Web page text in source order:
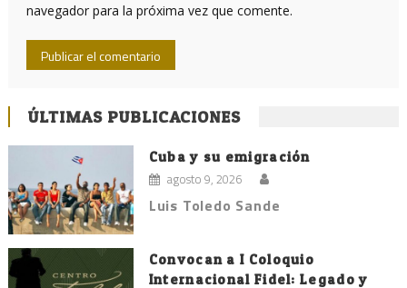
navegador para la próxima vez que comente.
ÚLTIMAS PUBLICACIONES
Cuba y su emigración
agosto 9, 2026
Luis Toledo Sande
Convocan a I Coloquio
Internacional Fidel: Legado y